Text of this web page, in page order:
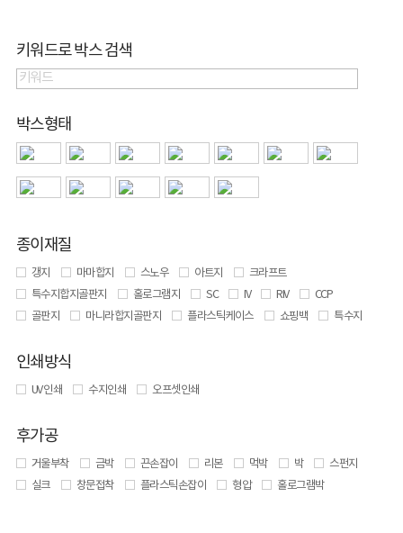
키워드로 박스 검색
박스형태
종이재질
갱지 마마합지 스노우 아트지
크라프트
특수지합지골판지
홀로그램지 SC IV RIV
CCP
골판지
마니라합지골판지 플라스틱케이스 쇼핑백 특수지
인쇄방식
UV 인쇄 수지인쇄 오프셋인쇄
후가공
거울부착 금박 끈손잡이 리본 먹박 박
스펀지
실크
창문접착 플라스틱손잡이 형압 홀로그램박